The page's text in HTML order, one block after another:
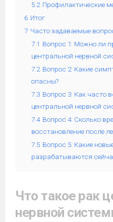
5.2 Профилактические
6 Итог
7 Часто задаваемые
7.1 Вопрос 1: Можно ли
центральной нервной
7.2 Вопрос 2: Какие
опасны?
7.3 Вопрос 3: Как часто
центральной нервной
7.4 Вопрос 4: Сколько
восстановление после
7.5 Вопрос 5: Какие
разрабатываются
Что такое рак
нервной